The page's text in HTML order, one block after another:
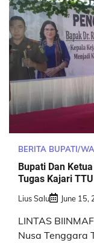
BERITA BUPATI/
Bupati Dan
Tugas Kajari TTU
Lius Salu June 15,
LINTAS
Nusa Tenggara